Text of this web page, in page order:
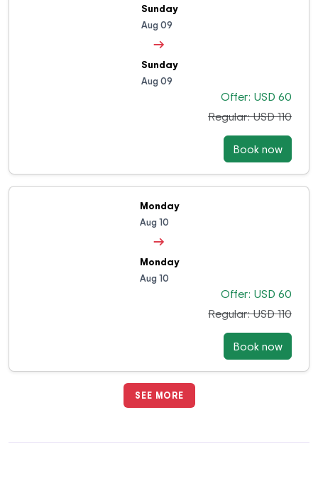
Sunday
Aug 09
→
Sunday
Aug 09
Offer: USD 60
Regular: USD 110
Book now
Monday
Aug 10
→
Monday
Aug 10
Offer: USD 60
Regular: USD 110
Book now
SEE MORE